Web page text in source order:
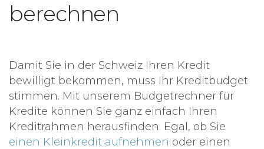
berechnen
Damit Sie in der Schweiz Ihren Kredit
bewilligt bekommen, muss Ihr Kreditbudget
stimmen. Mit unserem Budgetrechner für
Kredite können Sie ganz einfach Ihren
Kreditrahmen herausfinden. Egal, ob Sie
einen Kleinkredit aufnehmen oder einen